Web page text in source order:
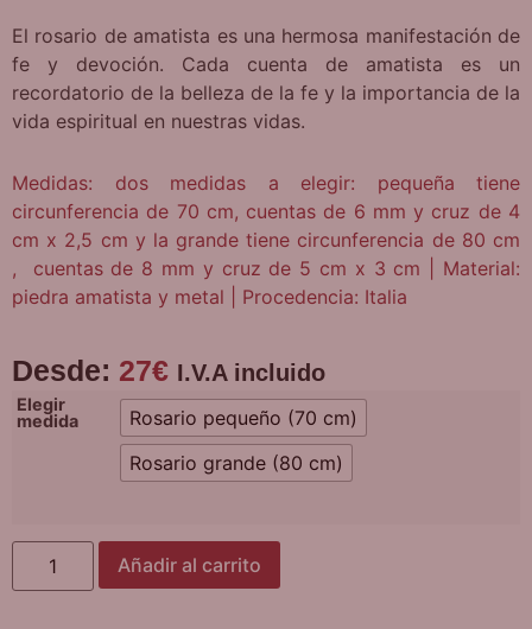
El rosario de amatista es una hermosa manifestación de
fe y devoción. Cada cuenta de amatista es un
recordatorio de la belleza de la fe y la importancia de la
vida espiritual en nuestras vidas.
Medidas: dos medidas a elegir: pequeña tiene
circunferencia de 70 cm, cuentas de 6 mm y cruz de 4
cm x 2,5 cm y la grande tiene circunferencia de 80 cm
, cuentas de 8 mm y cruz de 5 cm x 3 cm | Material:
piedra amatista y metal | Procedencia: Italia
Desde: 27€ I.V.A incluido
Elegir
medida
Rosario pequeño (70 cm)
Rosario grande (80 cm)
Añadir al carrito